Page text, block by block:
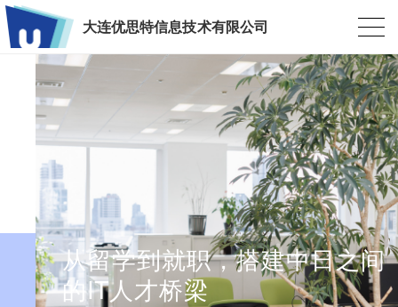
大连优思特信息技术有限公司
从留学到就职，搭建中日之间
的IT人才桥梁